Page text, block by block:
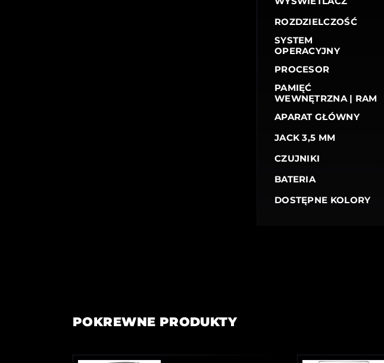
ROZDZIELCZOŚĆ
SYSTEM
OPERACYJNY
PROCESOR
PAMIĘĆ
WEWNĘTRZNA | RAM
APARAT GŁÓWNY
JACK 3,5 MM
CZUJNIKI
BATERIA
DOSTĘPNE KOLORY
POKREWNE PRODUKTY